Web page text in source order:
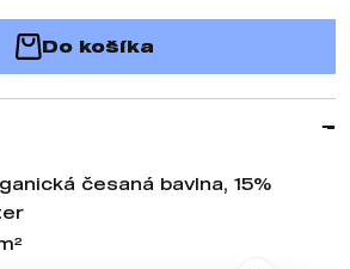
Do košíka
česaná bavlna, 15%